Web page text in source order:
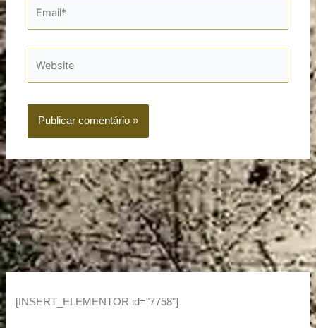
[INSERT_ELEMENTOR id="7758"]